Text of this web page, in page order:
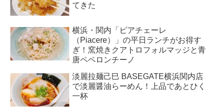
てきた
横浜・関内「ピアチェーレ
（Piacere）」の平日ランチがお得す
ぎ！窯焼きクアトロフォルマッジと青
唐ペペロンチーノ
淡麗拉麺己巳 BASEGATE横浜関内店
で淡麗醤油らーめん！上品であとひく
一杯